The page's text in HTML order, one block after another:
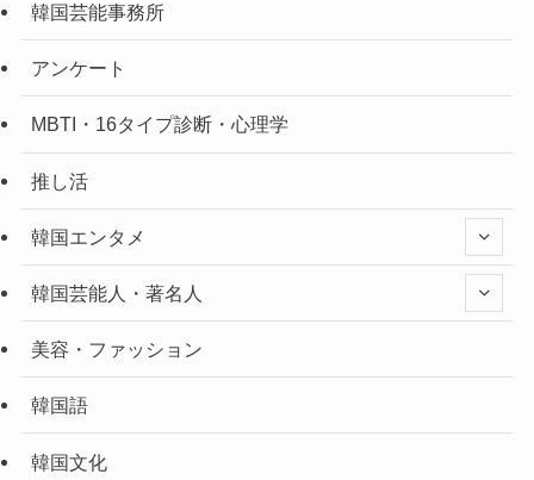
韓国芸能事務所
アンケート
MBTI・16タイプ診断・心理学
推し活
韓国エンタメ
韓国芸能人・著名人
美容・ファッション
韓国語
韓国文化